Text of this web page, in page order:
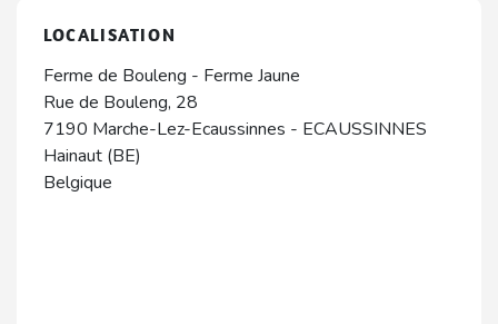
LOCALISATION
Ferme de Bouleng - Ferme Jaune
Rue de Bouleng, 28
7190 Marche-Lez-Ecaussinnes - ECAUSSINNES
Hainaut (BE)
Belgique